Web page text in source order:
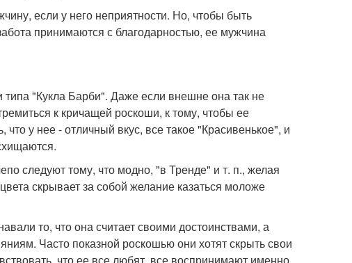
если у него неприятности. Но, чтобы быть
принимаются с благодарностью, ее мужчина
"Кукла Барби". Даже если внешне она так не
к кричащей роскоши, к тому, чтобы ее
у нее - отличный вкус, все такое "Красивенькое", и
следуют тому, что модно, "в Тренде" и т. п., желая
скрывает за собой желание казаться моложе
то, что она считает своими достоинствами, а
Часто показной роскошью они хотят скрыть свои